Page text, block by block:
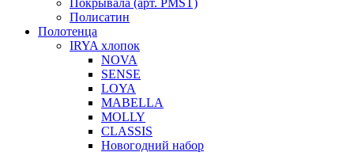
Покрывала (арт. PMST)
Полисатин
Полотенца
IRYA хлопок
NOVA
SENSE
LOYA
MABELLA
MOLLY
CLASSIS
Новогодний набор